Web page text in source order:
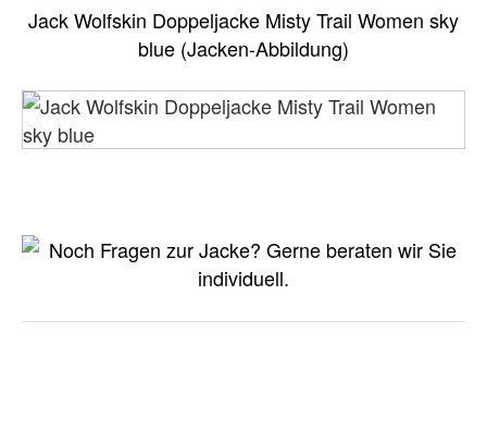
Jack Wolfskin Doppeljacke Misty Trail Women sky
blue (Jacken-Abbildung)